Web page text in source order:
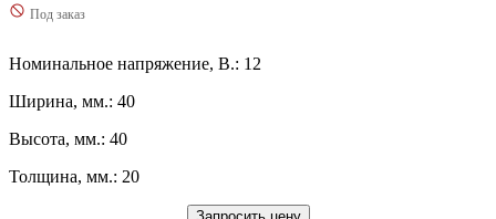
Под заказ
Номинальное напряжение, В.: 12
Ширина, мм.: 40
Высота, мм.: 40
Толщина, мм.: 20
Запросить цену